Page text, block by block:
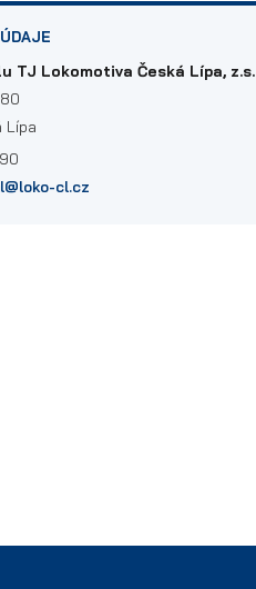
TJ Lokomotiva Česká Lípa, z.s.
Lípa
cl.cz